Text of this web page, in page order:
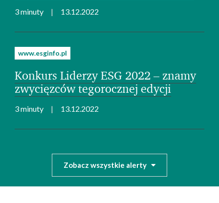
3 minuty 13.12.2022
www.esginfo.pl
Konkurs Liderzy ESG 2022 – znamy
zwycięzców tegorocznej edycji
3 minuty 13.12.2022
Zobacz wszystkie alerty